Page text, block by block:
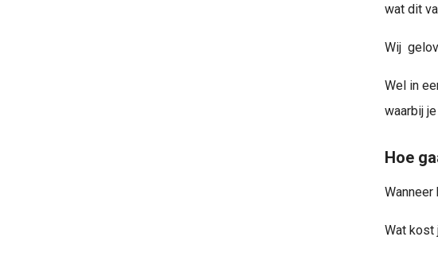
wat dit
Wij
Wel in
waarbij
Hoe
Wat kost